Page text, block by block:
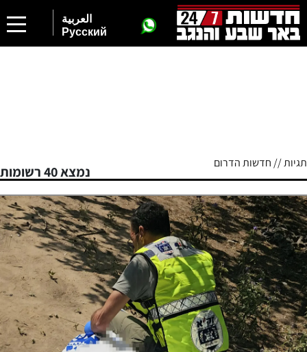
العربية
Русский
תגיות // חדשות הדרום
נמצא 40 רשומות